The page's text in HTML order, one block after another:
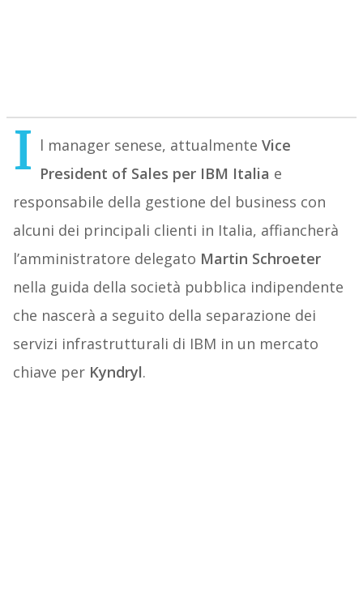
I l manager senese, attualmente Vice
President of Sales per IBM Italia e
responsabile della gestione del business con
alcuni dei principali clienti in Italia, affiancherà
l’amministratore delegato Martin Schroeter
nella guida della società pubblica indipendente
che nascerà a seguito della separazione dei
servizi infrastrutturali di IBM in un mercato
chiave per Kyndryl.